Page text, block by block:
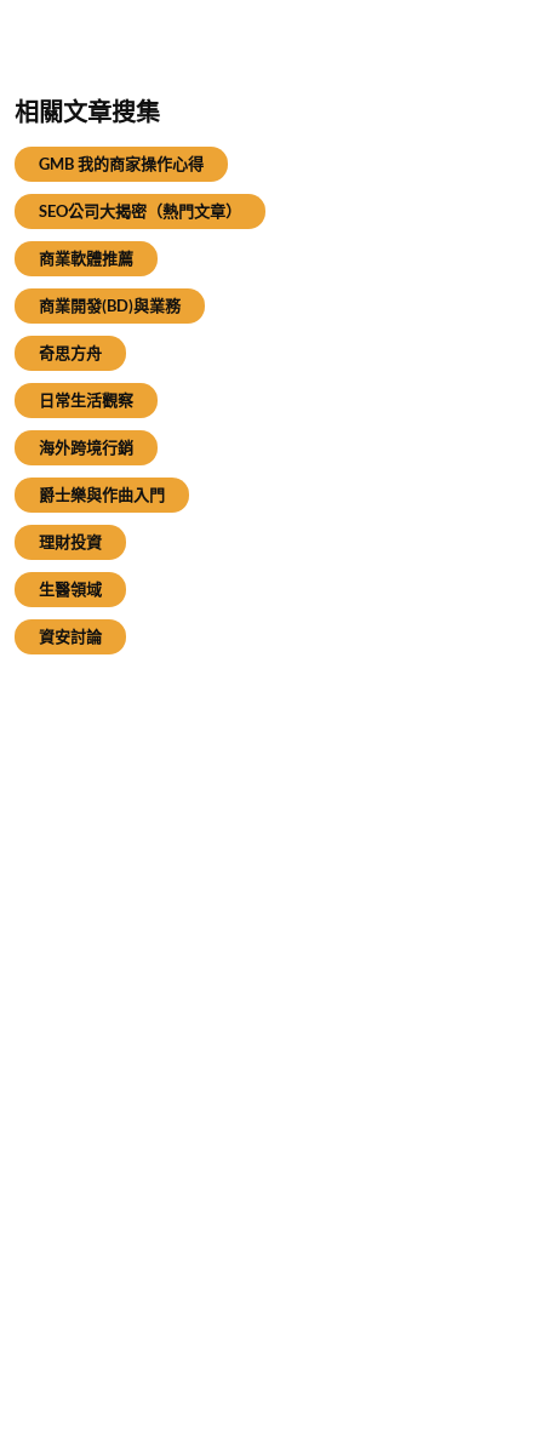
相關文章搜集
GMB 我的商家操作心得
SEO公司大揭密（熱門文章）
商業軟體推薦
商業開發(BD)與業務
奇思方舟
日常生活觀察
海外跨境行銷
爵士樂與作曲入門
理財投資
生醫領域
資安討論